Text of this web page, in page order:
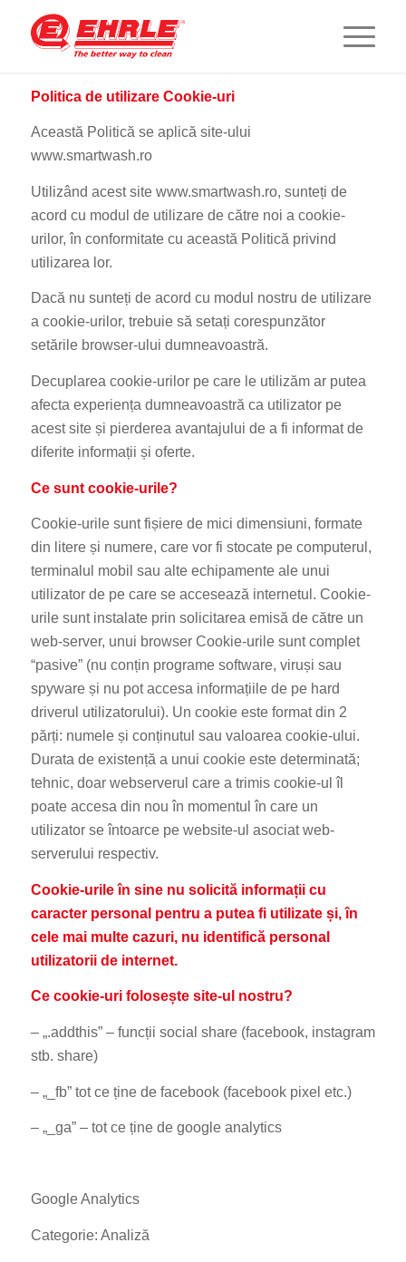
Politica de utilizare Cookie-uri
Această Politică se aplică site-ului
www.smartwash.ro
Utilizând acest site www.smartwash.ro, sunteți de
acord cu modul de utilizare de către noi a cookie-
urilor, în conformitate cu această Politică privind
utilizarea lor.
Dacă nu sunteți de acord cu modul nostru de utilizare
a cookie-urilor, trebuie să setați corespunzător
setările browser-ului dumneavoastră.
Decuplarea cookie-urilor pe care le utilizăm ar putea
afecta experiența dumneavoastră ca utilizator pe
acest site și pierderea avantajului de a fi informat de
diferite informații și oferte.
Ce sunt cookie-urile?
Cookie-urile sunt fișiere de mici dimensiuni, formate
din litere și numere, care vor fi stocate pe computerul,
terminalul mobil sau alte echipamente ale unui
utilizator de pe care se accesează internetul. Cookie-
urile sunt instalate prin solicitarea emisă de către un
web-server, unui browser Cookie-urile sunt complet
“pasive” (nu conțin programe software, viruși sau
spyware și nu pot accesa informațiile de pe hard
driverul utilizatorului). Un cookie este format din 2
părți: numele și conținutul sau valoarea cookie-ului.
Durata de existență a unui cookie este determinată;
tehnic, doar webserverul care a trimis cookie-ul îl
poate accesa din nou în momentul în care un
utilizator se întoarce pe website-ul asociat web-
serverului respectiv.
Cookie-urile în sine nu solicită informații cu
caracter personal pentru a putea fi utilizate și, în
cele mai multe cazuri, nu identifică personal
utilizatorii de internet.
Ce cookie-uri folosește site-ul nostru?
– „.addthis” – funcții social share (facebook, instagram
stb. share)
– „_fb” tot ce ține de facebook (facebook pixel etc.)
– „_ga” – tot ce ține de google analytics
Google Analytics
Categorie: Analiză